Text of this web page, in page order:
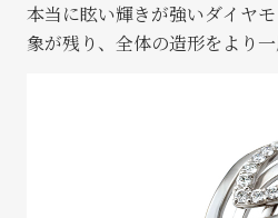
本当に眩い輝きが強いダイヤ
象が残り、全体の造形をより一